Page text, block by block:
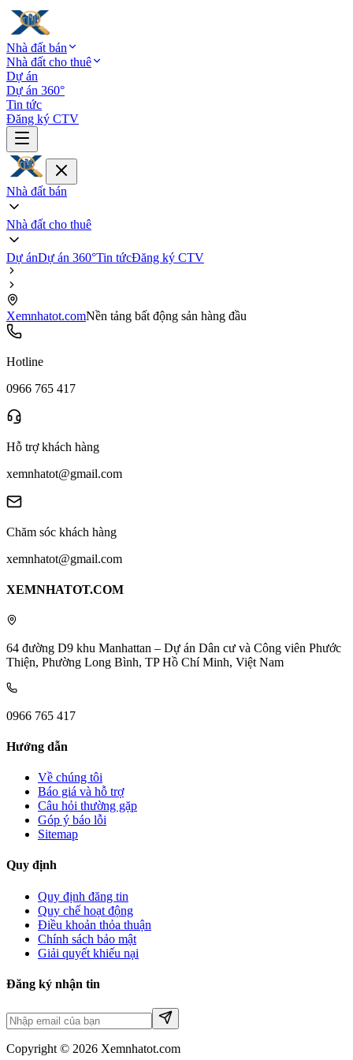
Nhà đất bán
Nhà đất cho thuê
Dự án
Dự án 360°
Tin tức
Đăng ký CTV
Nhà đất bán
Nhà đất cho thuê
Dự ánDự án 360°Tin tứcĐăng ký CTV
Xemnhatot.comNền tảng bất động sản hàng đầu
Hotline
0966 765 417
Hỗ trợ khách hàng
xemnhatot@gmail.com
Chăm sóc khách hàng
xemnhatot@gmail.com
XEMNHATOT.COM
64 đường D9 khu Manhattan – Dự án Dân cư và Công viên Phước
Thiện, Phường Long Bình, TP Hồ Chí Minh, Việt Nam
0966 765 417
Hướng dẫn
Về chúng tôi
Báo giá và hỗ trợ
Câu hỏi thường gặp
Góp ý báo lỗi
Sitemap
Quy định
Quy định đăng tin
Quy chế hoạt động
Điều khoản thỏa thuận
Chính sách bảo mật
Giải quyết khiếu nại
Đăng ký nhận tin
Copyright © 2026 Xemnhatot.com